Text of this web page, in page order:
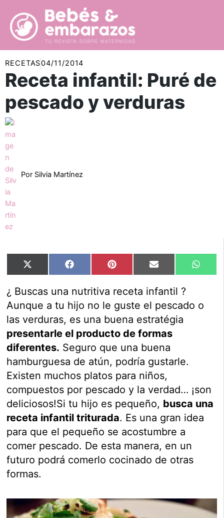
contenido
RECETAS04/11/2014
Receta infantil: Puré de
pescado y verduras
Por Silvia Martínez
Compartir
en
X
(Twitter)
Compartir
en
Facebook Compartir
en
Pinterest Compartir
en
Email
en
¿ Buscas una nutritiva receta infantil ?
Aunque a tu hijo no le guste el pescado o
las verduras, es una buena estratégia
presentarle el producto de formas
diferentes. Seguro que una buena
hamburguesa de atún, podría gustarle.
Existen muchos platos para niños,
compuestos por pescado y la verdad… ¡son
deliciosos!Si tu hijo es pequeño, busca una
receta infantil triturada. Es una gran idea
para que el pequeño se acostumbre a
comer pescado. De esta manera, en un
futuro podrá comerlo cocinado de otras
formas.